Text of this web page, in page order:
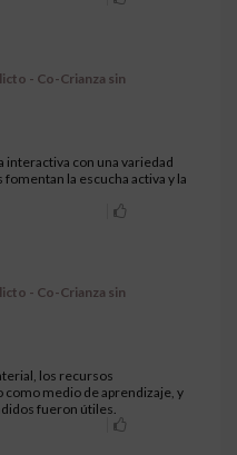
- Co-Crianza sin
interactiva con una variedad
la escucha activa y la
- Co-Crianza sin
los recursos
medio de aprendizaje, y
fueron útiles.